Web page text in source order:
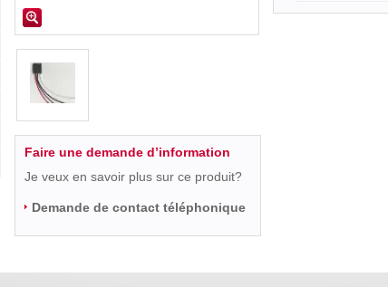
Faire une demande d’information
Je veux en savoir plus sur ce produit?
Demande de contact téléphonique